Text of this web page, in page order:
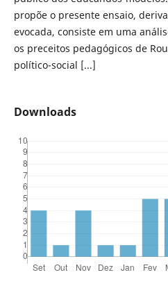
propõe o presente ensaio,
evocada, consiste em uma
os preceitos pedagógicos de
político-social [...]
Downloads